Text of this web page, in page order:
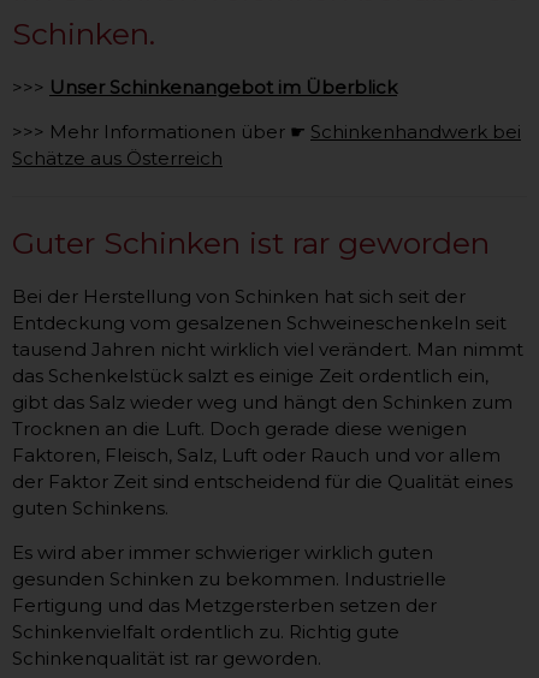
Schinken.
>>> Unser Schinkenangebot im Überblick
>>> Mehr Informationen über ☛ Schinkenhandwerk bei
Schätze aus Österreich
Guter Schinken ist rar geworden
Bei der Herstellung von Schinken hat sich seit der
Entdeckung vom gesalzenen Schweineschenkeln seit
tausend Jahren nicht wirklich viel verändert. Man nimmt
das Schenkelstück salzt es einige Zeit ordentlich ein,
gibt das Salz wieder weg und hängt den Schinken zum
Trocknen an die Luft. Doch gerade diese wenigen
Faktoren, Fleisch, Salz, Luft oder Rauch und vor allem
der Faktor Zeit sind entscheidend für die Qualität eines
guten Schinkens.
Es wird aber immer schwieriger wirklich guten
gesunden Schinken zu bekommen. Industrielle
Fertigung und das Metzgersterben setzen der
Schinkenvielfalt ordentlich zu. Richtig gute
Schinkenqualität ist rar geworden.